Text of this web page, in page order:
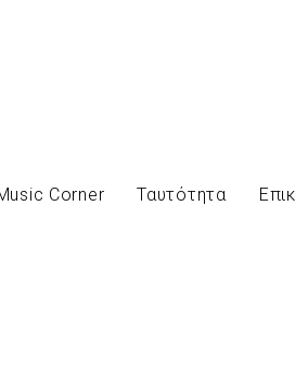
Corner Ταυτότητα